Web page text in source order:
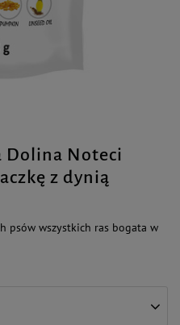
Dolina Noteci
z dynią
psów wszystkich ras bogata w